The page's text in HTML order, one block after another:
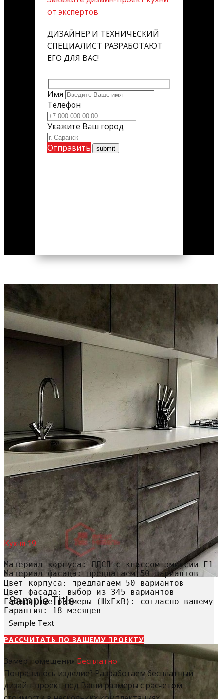
от экспертов
ДИЗАЙНЕР И ТЕХНИЧЕСКИЙ
СПЕЦИАЛИСТ РАЗРАБОТАЮТ
ЕГО ДЛЯ ВАС!
Имя
Телефон
Укажите Ваш город
Отправить
Sample Title
Sample Text
Кухня 19
Материал корпуса: ЛДСП с классом эмиссии Е1
Материал фасада: предлагаем 50 вариантов
Цвет корпуса: предлагаем 50 вариантов
Цвет фасада: выбор из 345 вариантов
Габаритные размеры (ШхГхВ): согласно вашему
Гарантия: 18 месяцев
РАССЧИТАТЬ​ ПО ВАШЕМУ ПРОЕКТУ
Замер помещения Бесплатно
Понравилось изделие? Разработаем бесплатный
дизайн-проект под Ваши размеры с расчетом